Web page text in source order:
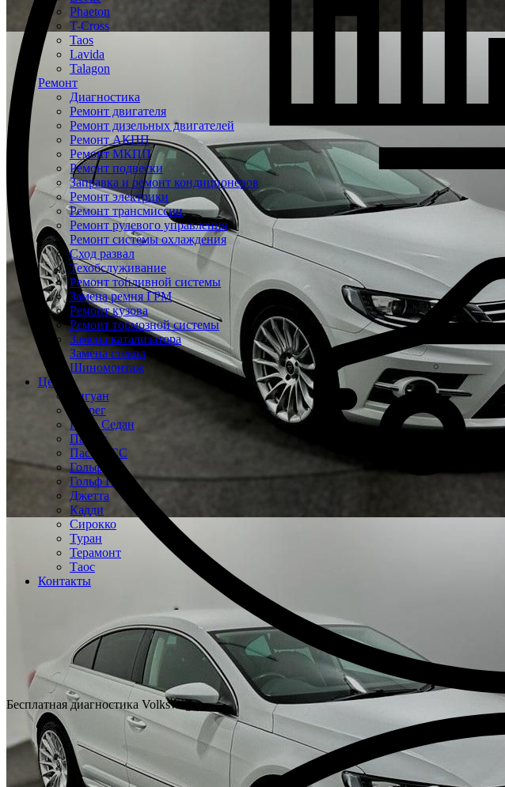
Phaeton
T-Cross
Taos
Lavida
Talagon
Ремонт
Диагностика
Ремонт двигателя
Ремонт дизельных двигателей
Ремонт АКПП
Ремонт МКПП
Ремонт подвески
Заправка и ремонт кондиционеров
Ремонт электрики
Ремонт трансмиссии
Ремонт рулевого управления
Ремонт системы охлаждения
Сход развал
Техобслуживание
Ремонт топливной системы
Замена ремня ГРМ
Ремонт кузова
Ремонт тормозной системы
Замена катализатора
Замена стекол
Шиномонтаж
Цены
Тигуан
Туарег
Поло Седан
Пассат
Пассат СС
Гольф
Гольф Плюс
Джетта
Кадди
Сирокко
Туран
Терамонт
Таос
Контакты
Бесплатная диагностика Volkswagen